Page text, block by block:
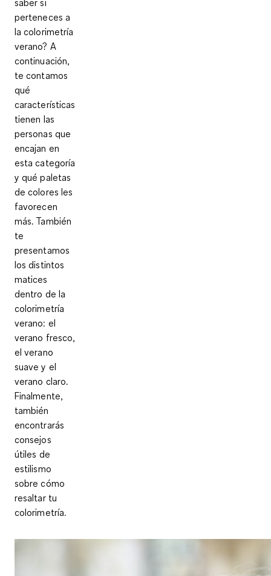
saber si
perteneces a
la colorimetría
verano? A
continuación,
te contamos
qué
características
tienen las
personas que
encajan en
esta categoría
y qué paletas
de colores les
favorecen
más. También
te
presentamos
los distintos
matices
dentro de la
colorimetría
verano: el
verano fresco,
el verano
suave y el
verano claro.
Finalmente,
también
encontrarás
consejos
útiles de
estilismo
sobre cómo
resaltar tu
colorimetría.